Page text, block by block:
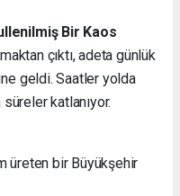
Bir Kaos
çıktı, adeta günlük
geldi. Saatler yolda
katlanıyor.
üreten bir Büyükşehir